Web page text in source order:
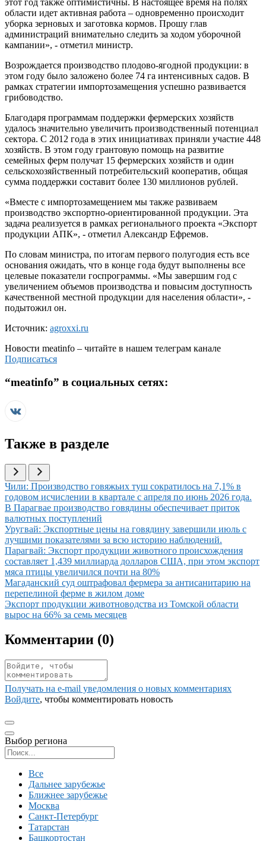
этот год также оптимистичны. В настоящее время на полях
области идет активная работа – одновременно происходит
уборка зерновых и заготовка кормов. Прошу глав
администраций внимательно следить за ходом уборочной
кампании», - отметил министр.
Возрождается производство плодово-ягодной продукции: в
этом году было заложено более 74 га интенсивных садов. В
рамках стратегии импортозамещения успешно развивается
грибоводство.
Благодаря программам поддержки фермерских хозяйств
удалось значительно увеличить производственный потенциал
сектора. С 2012 года в этих инициативах приняли участие 448
хозяйств. В этом году грантовую помощь на развитие
семейных ферм получат 15 фермерских хозяйств и один
сельскохозяйственный потребительский кооператив, общая
сумма поддержки составит более 130 миллионов рублей.
«Вместе с импортозамещением мы также развиваем
производство экспортно-ориентированной продукции. Эта
задача реализуется в рамках регионального проекта «Экспорт
продукции АПК», - отметил Александр Ефремов.
По словам министра, по итогам первого полугодия есть все
основания ожидать, что в конце года будут выполнены все
целевые показатели госпрограммы. «Мы завершим год с
увеличением объемов производства и повысим доступность
качественной местной продукции для населения области», -
подытожил он.
Источник: agroxxi.ru
Новости meatinfo – читайте в нашем телеграм канале
Подписаться
“meatinfo” в социальных сетях:
Также в разделе
Иллюстрация новости
Чили: Производство говяжьих туш сократилось на 7,1% в
годовом исчислении в квартале с апреля по июнь 2026 года.
Иллюстрация новости
В Парагвае производство говядины обеспечивает приток
валютных поступлений
Иллюстрация новости
Уругвай: Экспортные цены на говядину завершили июль с
лучшими показателями за всю историю наблюдений.
Иллюстрация новости
Парагвай: Экспорт продукции животного происхождения
составляет 1,439 миллиарда долларов США, при этом экспорт
мяса птицы увеличился почти на 80%
Иллюстрация новости
Магаданский суд оштрафовал фермера за антисанитарию на
перепелиной ферме в жилом доме
Иллюстрация новости
Экспорт продукции животноводства из Томской области
вырос на 66% за семь месяцев
Комментарии (0)
Получать на e‑mail уведомления о новых комментариях
Войдите, чтобы комментировать новость
Выбор региона
Все
Дальнее зарубежье
Ближнее зарубежье
Москва
Санкт-Петербург
Татарстан
Башкортостан